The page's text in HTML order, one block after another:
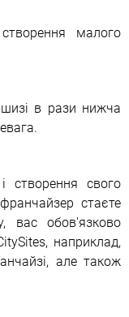
малого
в рази нижча
створення свого
стаєте
вас обов'язково
наприклад,
але також